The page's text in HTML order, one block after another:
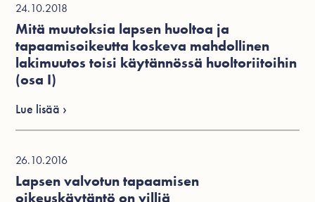
26.10.2016
Lapsen valvotun tapaamisen
oikeuskäytäntö on villiä
24.10.2018
Mitä muutoksia lapsen huoltoa ja
tapaamisoikeutta koskeva mahdollinen
lakimuutos toisi käytännössä huoltoriitoihin
(osa I)
Lue lisää ›